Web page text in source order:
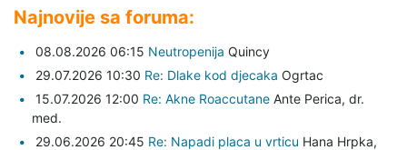
Najnovije sa foruma:
08.08.2026 06:15 Neutropenija Quincy
29.07.2026 10:30 Re: Dlake kod djecaka Ogrtac
15.07.2026 12:00 Re: Akne Roaccutane Ante Perica, dr.
med.
29.06.2026 20:45 Re: Napadi placa u vrticu Hana Hrpka,